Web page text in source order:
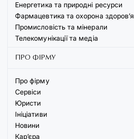
Енергетика та природні ресурси
Фармацевтика та охорона здоров’я
Промисловість та мінерали
Телекомунікації та медіа
ПРО ФІРМУ
Про фірму
Сервіси
Юристи
Ініціативи
Новини
Кар’єра